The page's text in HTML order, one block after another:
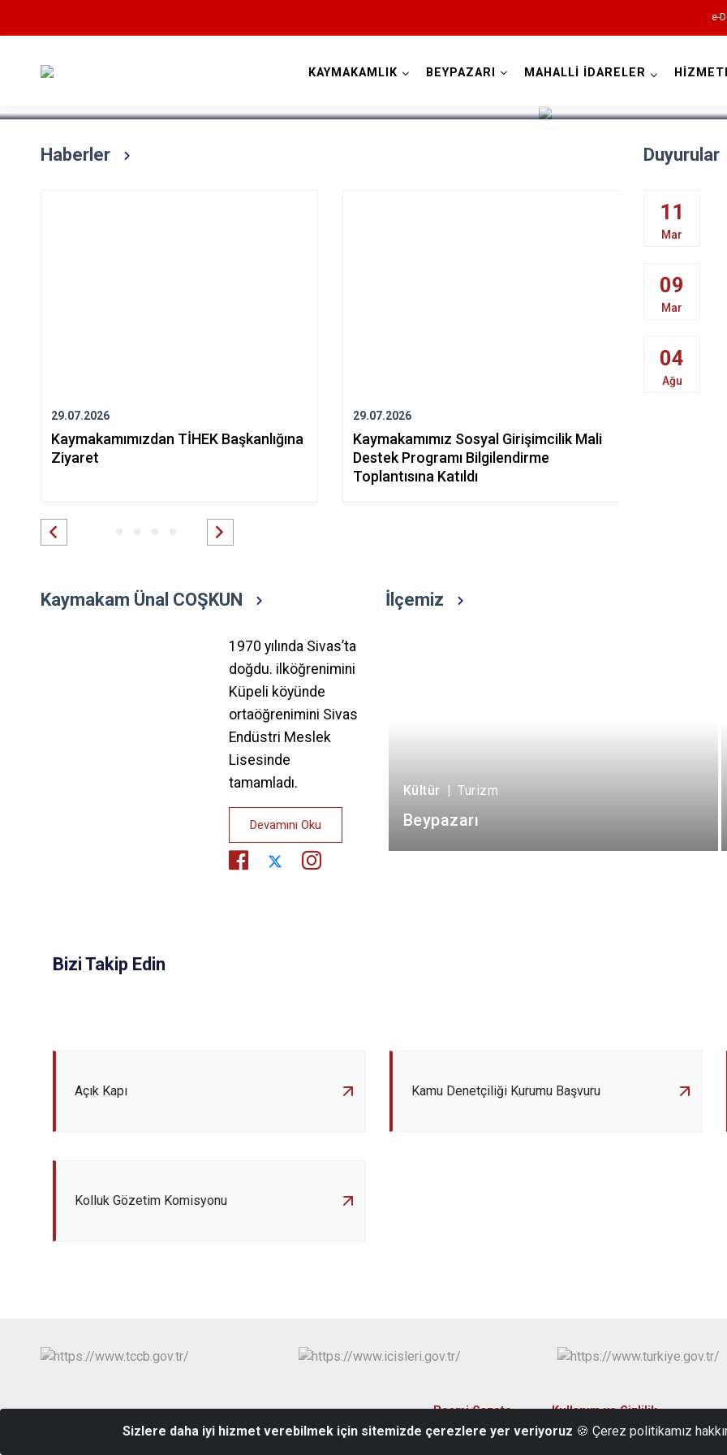
e-
Altındağ
Ayaş
Beypazarı
Çamlıdere
Çubuk
KAYMAKAMLIK BEYPAZARI MAHALLİ İDARELER
Haberler
29.07.2026
Kaymakamımızdan TİHEK Başkanlığına
Ziyaret
29.07.2026
Kaymakamımız Sosyal Girişimcilik Mali
Destek Programı Bilgilendirme
Toplantısına Katıldı
Duyurular
11
Mar
09
Mar
04
Ağu
Kaymakam Ünal COŞKUN
1970 yılında Sivas’ta
doğdu. ilköğrenimini
Küpeli köyünde
ortaöğrenimini Sivas
Endüstri Meslek
Lisesinde
tamamladı.
Devamını Oku
İlçemiz
Kültür | Turizm
Beypazarı
Bizi Takip Edin
Açık Kapı Kamu Denetçiliği Kurumu Başvuru
Kolluk Gözetim Komisyonu
Resmi Gazete Kullanım ve Gizlilik
Sizlere daha iyi hizmet verebilmek için sitemizde çerezlere yer veriyoruz 🍪 Çerez politikamız